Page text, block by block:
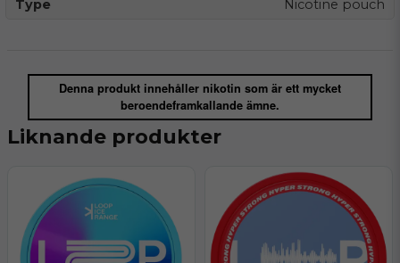
Type
Nicotine pouch
Denna produkt innehåller nikotin som är ett mycket
beroendeframkallande ämne.
Liknande produkter